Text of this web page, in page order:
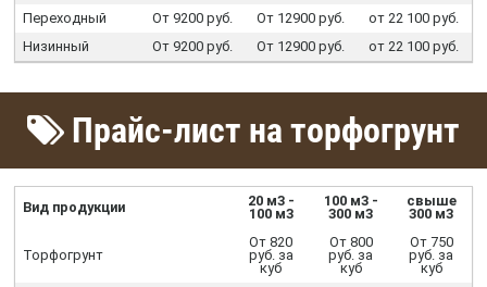
Переходный
От 9200 руб. От 12900 руб.
от 22 100 руб.
Низинный
От 9200 руб. От 12900 руб. от 22 100 руб.
Прайс-лист на торфогрунт
Вид продукции
20 м3 -
100 м3
100 м3 -
300 м3
свыше
300 м3
Торфогрунт
От 820
руб. за
куб
От 800
руб. за
куб
От 750
руб. за
куб